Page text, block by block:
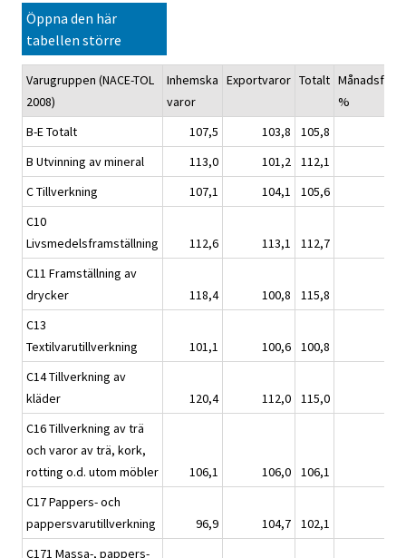
Öppna den här
tabellen större
Varugruppen (NACE-TOL
2008)
Inhemska
varor
Exportvaror Totalt
%
B-E Totalt
107,5 103,8
105,8
B Utvinning av mineral
113,0 101,2
112,1
C Tillverkning
107,1 104,1
105,6
C10
Livsmedelsframställning
112,6 113,1
112,7
C11 Framställning av
drycker
118,4 100,8
115,8
C13
Textilvarutillverkning
101,1 100,6
100,8
C14 Tillverkning av
kläder
120,4 112,0
115,0
C16 Tillverkning av trä
och varor av trä, kork,
rotting o.d. utom möbler
106,1 106,0
106,1
C17 Pappers- och
pappersvarutillverkning
96,9 104,7
102,1
C171 Massa-, pappers-